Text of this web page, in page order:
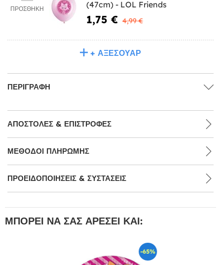
ΠΡΟΣΘΉΚΗ
(47cm) - LOL Friends
1,75 € 4,99 €
+ ΑΞΕΣΟΥΆΡ
ΠΕΡΙΓΡΑΦΉ
ΑΠΟΣΤΟΛΈΣ & ΕΠΙΣΤΡΟΦΈΣ
ΜΕΘΌΔΟΙ ΠΛΗΡΩΜΉΣ
ΠΡΟΕΙΔΟΠΟΙΉΣΕΙΣ & ΣΥΣΤΆΣΕΙΣ
ΜΠΟΡΕΊ ΝΑ ΣΑΣ ΑΡΈΣΕΙ ΚΑΙ:
-65%